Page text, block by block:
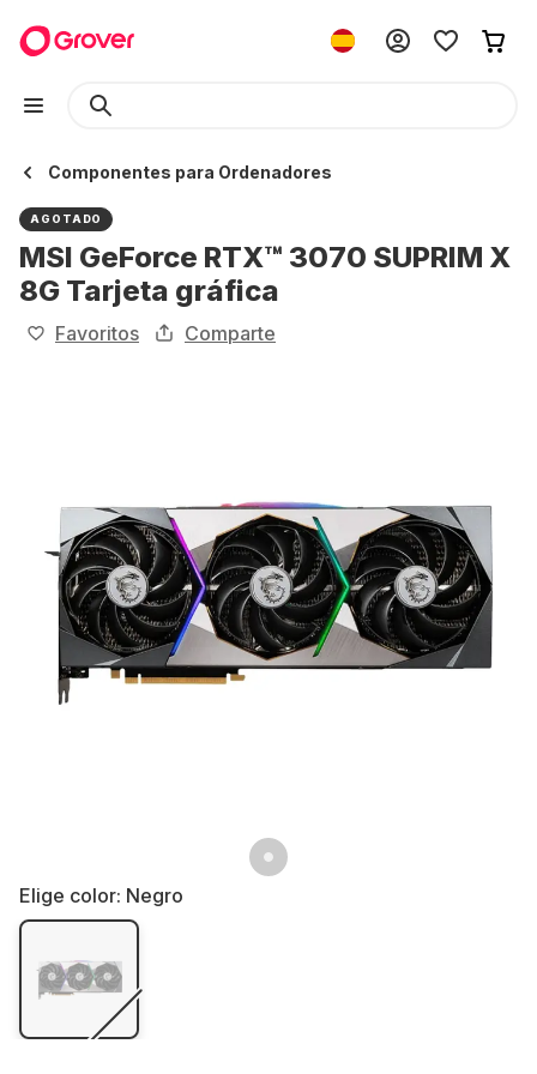
Componentes para Ordenadores
AGOTADO
MSI GeForce RTX™ 3070 SUPRIM X
8G Tarjeta gráfica
Favoritos Comparte
Elige color: Negro